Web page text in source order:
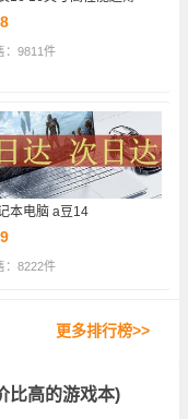
：9811件
本电脑 a豆14
：8222件
更多排行榜>>
比高的游戏本)